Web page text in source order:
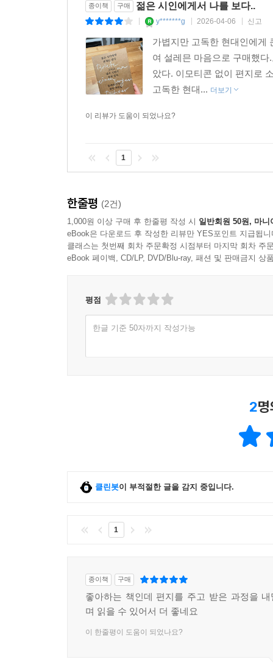
종이책 구매 젊은 시인에게서 나를 보다..
y*******g 2026-04-06 신고
가볍지만 고독한 현대인에게
여 설레믄 마음으로 구매했
았다. 이모티콘 없이 편지로
고독한 현대... 더보기
이 리뷰가 도움이 되었나요?
1
한줄평 (2건)
1,000원 이상 구매 후 한줄평 작성 시 일반회원 50원, 마니
eBook은 다운로드 후 작성한 리뷰만 YES포인트 지급됩니
클래스는 첫번째 회차 주문확정 시점부터 마지막 회차 주
eBook 페이백, CD/LP, DVD/Blu-ray, 패션 및 판매금지 상
평점
한글 기준 50자까지 작성가능
2
클린봇이 부적절한 글을 감지 중입니다.
1
종이책 구매
좋아하는 책인데 편지를 주고 받은 과정을
며 읽을 수 있어서 더 좋네요
이 한줄평이 도움이 되었나요?